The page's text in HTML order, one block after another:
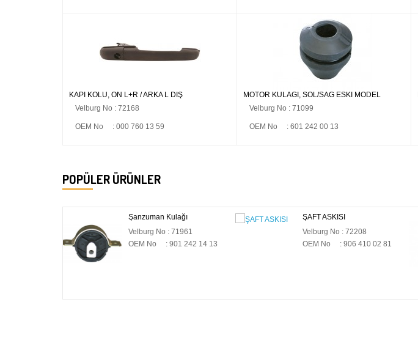
KAPI KOLU, ÖN L+R / ARKA L DIŞ
Velburg No : 72168
OEM No : 000 760 13 59
MOTOR KULAĞI, SOL/SAĞ ESKİ MODEL
Velburg No : 71099
OEM No : 601 242 00 13
POPÜLER ÜRÜNLER
ŞAFT ASKISI
Velburg No : 72208
OEM No : 906 410 02 81
BUGİ KOL BURCU, ARKA
Velburg No : 71025
OEM No : 124 352 35 65